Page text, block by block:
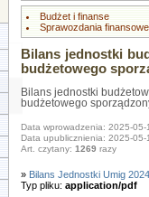
Budżet i finanse
Sprawozdania finansowe
Bilans jednostki
budżetowego
Bilans jednostki
budżetowego
Data wprowadzenia: 2025-05-
Data upublicznienia: 2025-05-
Art. czytany: 1269 razy
» Bilans Jednostki Umig 2024
Typ pliku: application/pdf